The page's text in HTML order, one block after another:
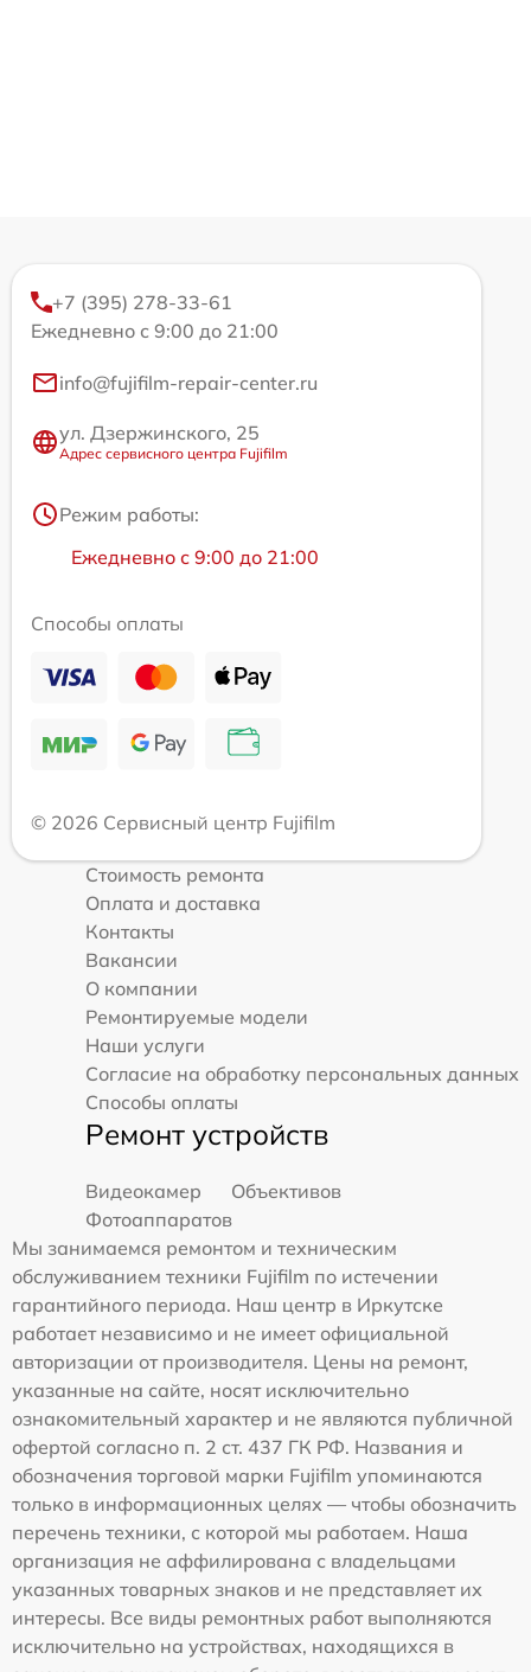
+7 (395) 278-33-61
Ежедневно с 9:00 до 21:00
info@fujifilm-repair-center.ru
ул. Дзержинского, 25
Адрес сервисного центра Fujifilm
Режим работы:
Ежедневно с 9:00 до 21:00
Способы оплаты
© 2026 Сервисный центр Fujifilm
Стоимость ремонта
Оплата и доставка
Контакты
Вакансии
О компании
Ремонтируемые модели
Наши услуги
Согласие на обработку персональных данных
Способы оплаты
Ремонт устройств
Видеокамер
Объективов
Фотоаппаратов
Мы занимаемся ремонтом и техническим
обслуживанием техники Fujifilm по истечении
гарантийного периода. Наш центр в Иркутске
работает независимо и не имеет официальной
авторизации от производителя. Цены на ремонт,
указанные на сайте, носят исключительно
ознакомительный характер и не являются публичной
офертой согласно п. 2 ст. 437 ГК РФ. Названия и
обозначения торговой марки Fujifilm упоминаются
только в информационных целях — чтобы обозначить
перечень техники, с которой мы работаем. Наша
организация не аффилирована с владельцами
указанных товарных знаков и не представляет их
интересы. Все виды ремонтных работ выполняются
исключительно на устройствах, находящихся в